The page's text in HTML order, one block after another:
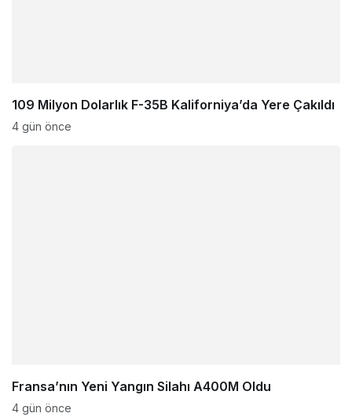
109 Milyon Dolarlık F-35B Kaliforniya’da Yere Çakıldı
4 gün önce
Fransa’nın Yeni Yangın Silahı A400M Oldu
4 gün önce